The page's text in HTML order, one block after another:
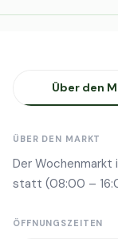
Über den
ÜBER DEN MARKT
Der Wochenmarkt
statt (08:00 –
ÖFFNUNGSZEITEN